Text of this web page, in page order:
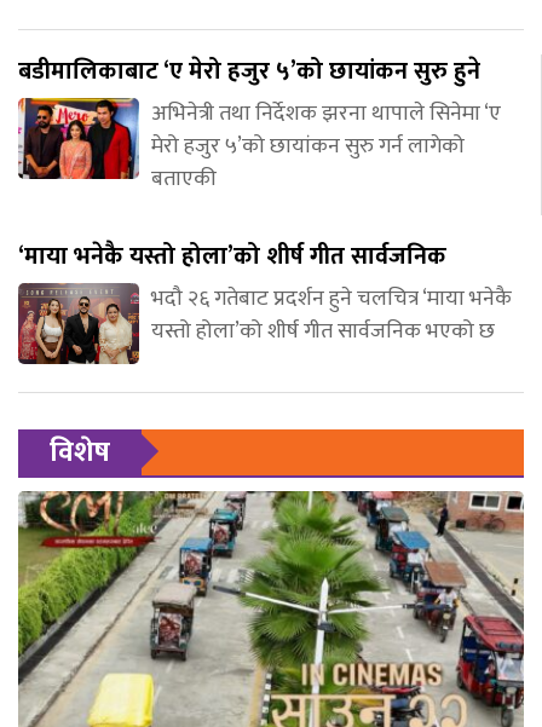
बडीमालिकाबाट ‘ए मेरो हजुर ५’को छायांकन सुरु हुने
अभिनेत्री तथा निर्देशक झरना थापाले सिनेमा ‘ए
मेरो हजुर ५’को छायांकन सुरु गर्न लागेको
बताएकी
‘माया भनेकै यस्तो होला’को शीर्ष गीत सार्वजनिक
भदौ २६ गतेबाट प्रदर्शन हुने चलचित्र ‘माया भनेकै
यस्तो होला’को शीर्ष गीत सार्वजनिक भएको छ
विशेष